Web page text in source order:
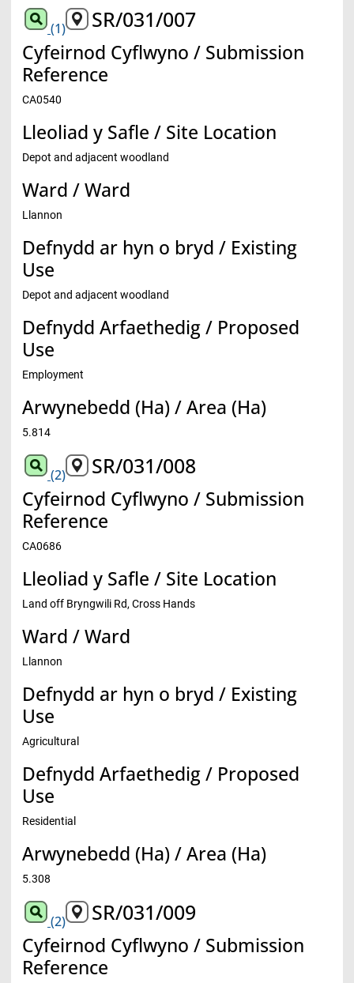
(1) SR/031/007
Cyfeirnod Cyflwyno / Submission
Reference
CA0540
Lleoliad y Safle / Site Location
Depot and adjacent woodland
Ward / Ward
Llannon
Defnydd ar hyn o bryd / Existing
Use
Depot and adjacent woodland
Defnydd Arfaethedig / Proposed
Use
Employment
Arwynebedd (Ha) / Area (Ha)
5.814
(2) SR/031/008
Cyfeirnod Cyflwyno / Submission
Reference
CA0686
Lleoliad y Safle / Site Location
Land off Bryngwili Rd, Cross Hands
Ward / Ward
Llannon
Defnydd ar hyn o bryd / Existing
Use
Agricultural
Defnydd Arfaethedig / Proposed
Use
Residential
Arwynebedd (Ha) / Area (Ha)
5.308
(2) SR/031/009
Cyfeirnod Cyflwyno / Submission
Reference